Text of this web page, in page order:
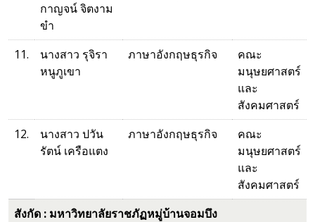
กาญจน์ จิตงาม
ขำ
11.
นางสาว รุจิรา
หนูภูเขา
ภาษาอังกฤษธุรกิจ
คณะ
มนุษยศาสตร์
และ
สังคมศาสตร์
12.
นางสาว ปวัน
รัตน์ เครือแตง
ภาษาอังกฤษธุรกิจ
คณะ
มนุษยศาสตร์
และ
สังคมศาสตร์
สังกัด : มหาวิทยาลัยราชภัฏหมู่บ้านจอมบึง